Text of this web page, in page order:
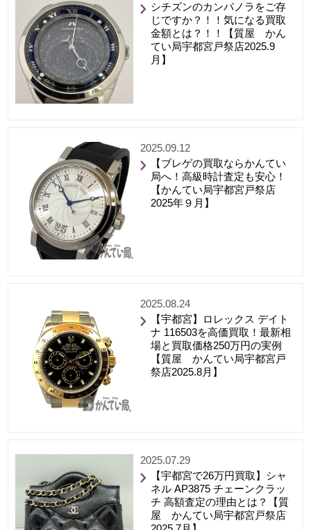
シチズンのカンパノラをご存
じですか？！！気になる買取
金額とは？！！【質屋 かん
てい局宇都宮戸祭店2025.9
月】
2025.09.12
【ブレゲの買取ならかんてい
局へ！高級時計査定も安心！
【かんてい局宇都宮戸祭店
2025年９月】
2025.08.24
【宇都宮】ロレックス デイト
ナ 116503を高価買取！最新相
場と買取価格250万円の実例
【質屋 かんてい局宇都宮戸
祭店2025.8月】
2025.07.29
【宇都宮で26万円買取】シャ
ネル AP3875 チェーンクラッ
チ 高額査定の理由とは？【質
屋 かんてい局宇都宮戸祭店